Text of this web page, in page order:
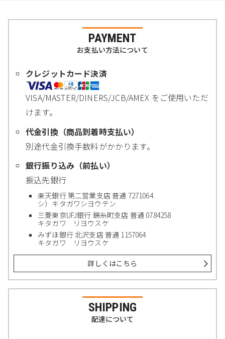
PAYMENT
お支払い方法について
クレジットカード決済
VISA/MASTER/DINERS/JCB/AMEX をご使用いただ
けます。
代金引換（商品到着時支払い）
別途代金引換手数料がかかります。
銀行振り込み（前払い）
振込先銀行
楽天銀行 第二営業支店 普通 7271064
シ）キタガワシヨウテン
三菱東京UFJ銀行 錦糸町支店 普通 0784258
キタガワ リヨウスケ
みずほ銀行 北沢支店 普通 1157064
キタガワ リヨウスケ
詳しくはこちら
SHIPPING
配達について